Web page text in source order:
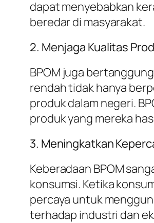
dapat menyebabkan
beredar di masyarakat.
2. Menjaga Kualitas
BPOM juga
rendah tidak hanya
produk dalam negeri.
produk yang mereka
3. Meningkatkan
Keberadaan BPOM
konsumsi. Ketika
percaya untuk
terhadap industri dan